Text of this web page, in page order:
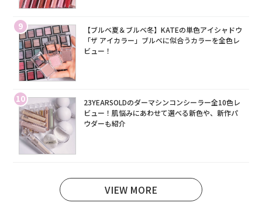
9
【ブルベ夏＆ブルベ冬】KATEの単色アイシャドウ
「ザ アイカラー」ブルベに似合うカラーを全色レ
ビュー！
10
23YEARSOLDのダーマシンコンシーラー全10色レ
ビュー！肌悩みにあわせて選べる新色や、新作パ
ウダーも紹介
VIEW MORE